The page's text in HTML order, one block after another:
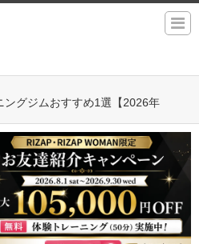
ングジムおすすめ1選【2026年